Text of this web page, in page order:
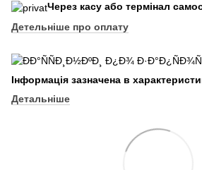
Через касу або термінал
Детельніше про оплату
Інформація зазначена в
Детальніше